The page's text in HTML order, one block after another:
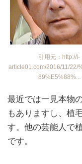
引用元：http://i-
article01.com/2016/11/22/
89%E5%88%...
最近では一見本物
もありますし、植
す。他の芸能人で
です。